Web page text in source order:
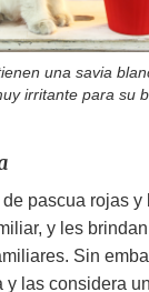
una savia
irritante para su
pascua rojas
y les
Sin
y las considera